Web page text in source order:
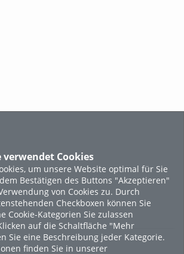
verwendet Cookies
um unsere Website optimal für Sie
Bestätigen des Buttons "Akzeptieren"
von Cookies zu. Durch
Checkboxen können Sie
Cookie-Kategorien Sie zulassen
auf die Schaltfläche "Mehr
Sie eine Beschreibung jeder Kategorie.
finden Sie in unserer